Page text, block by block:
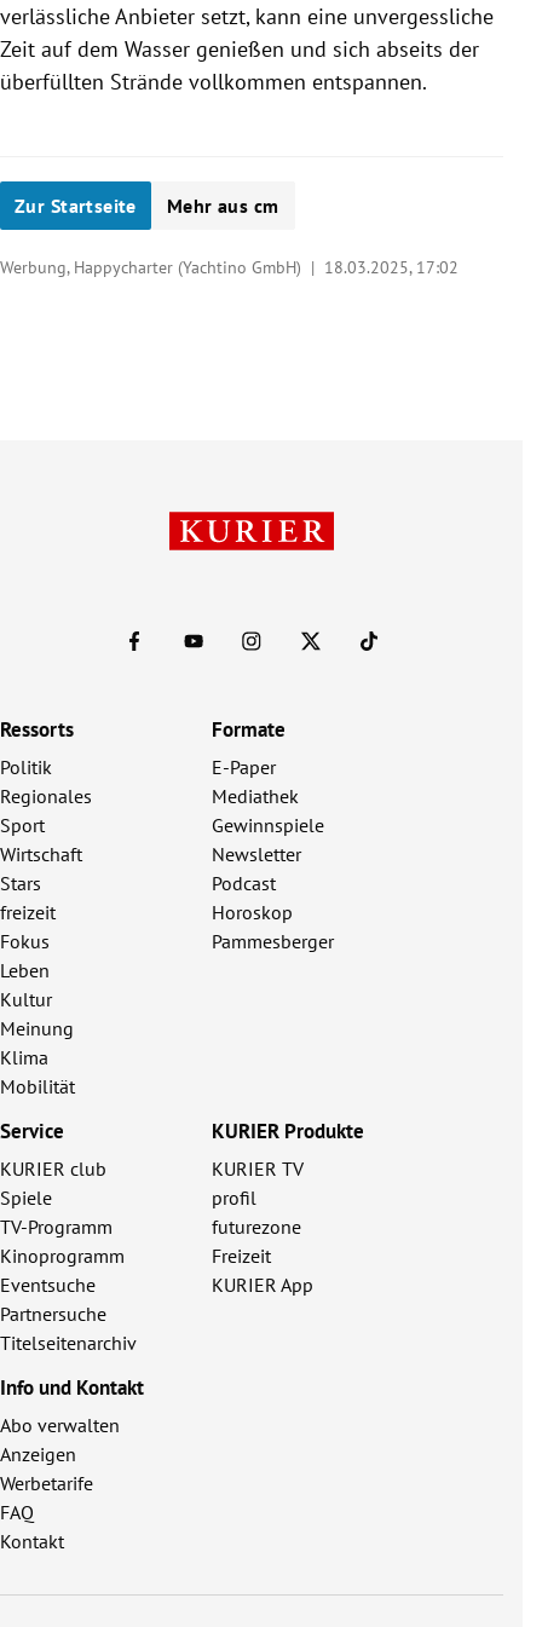
verlässliche Anbieter setzt, kann eine unvergessliche
Zeit auf dem Wasser genießen und sich abseits der
überfüllten Strände vollkommen entspannen.
Zur Startseite Mehr aus cm
Werbung, Happycharter (Yachtino GmbH) | 18.03.2025, 17:02
Ressorts
Politik
Regionales
Sport
Wirtschaft
Stars
freizeit
Fokus
Leben
Kultur
Meinung
Klima
Mobilität
Formate
E-Paper
Mediathek
Gewinnspiele
Newsletter
Podcast
Horoskop
Pammesberger
Service
KURIER club
Spiele
TV-Programm
Kinoprogramm
Eventsuche
Partnersuche
Titelseitenarchiv
KURIER Produkte
KURIER TV
profil
futurezone
Freizeit
KURIER App
Info und Kontakt
Abo verwalten
Anzeigen
Werbetarife
FAQ
Kontakt